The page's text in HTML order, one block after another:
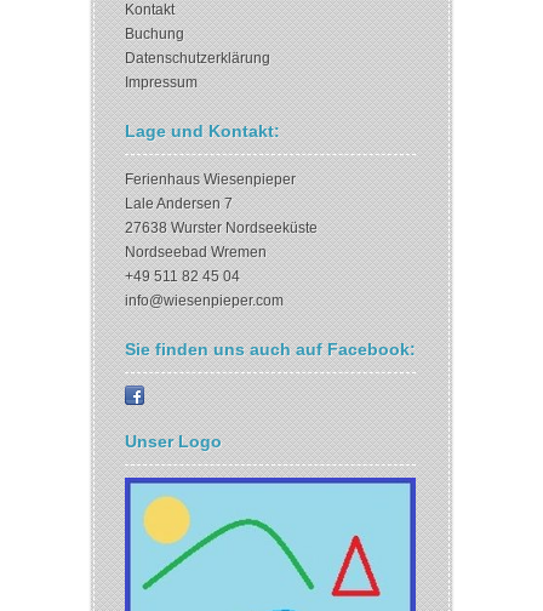
Kontakt
Buchung
Datenschutzerklärung
Impressum
Lage und Kontakt:
Ferienhaus Wiesenpieper
Lale Andersen 7
27638 Wurster Nordseeküste
Nordseebad Wremen
+49 511 82 45 04
info@wiesenpieper.com
Sie finden uns auch auf Facebook:
Unser Logo